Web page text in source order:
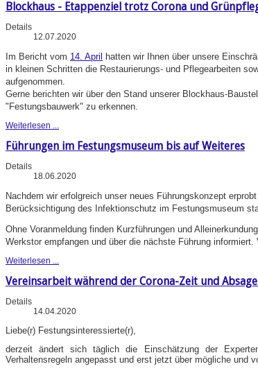
Blockhaus - Etappenziel trotz Corona und
Details
12.07.2020
Im Bericht vom 14. April
hatten wir Ihnen über unsere
in kleinen Schritten die Restaurierungs- und Pflegearbeiten
aufgenommen.
Gerne berichten wir über den Stand unserer Blockhaus-
"Festungsbauwerk" zu erkennen.
Weiterlesen ...
Führungen im Festungsmuseum bis auf Weiteres
Details
18.06.2020
Nachdem wir erfolgreich unser neues Führungskonzept
Berücksichtigung des Infektionschutz im Festungsmuseum
Ohne Voranmeldung finden Kurzführungen und
Werkstor empfangen und über die nächste Führung
Weiterlesen ...
Vereinsarbeit während der Corona-Zeit und
Details
14.04.2020
Liebe(r) Festungsinteressierte(r),
derzeit ändert sich täglich die Einschätzung der
Verhaltensregeln angepasst und erst jetzt über mögliche und